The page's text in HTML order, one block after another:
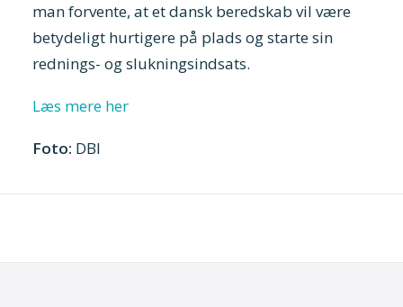
man forvente, at et dansk beredskab vil være
betydeligt hurtigere på plads og starte sin
rednings- og slukningsindsats.
Læs mere her
Foto: DBI